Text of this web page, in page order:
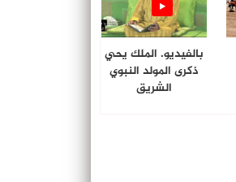
بالفيديو. الملك يحي
ذكرى المولد النبوي
الشريق